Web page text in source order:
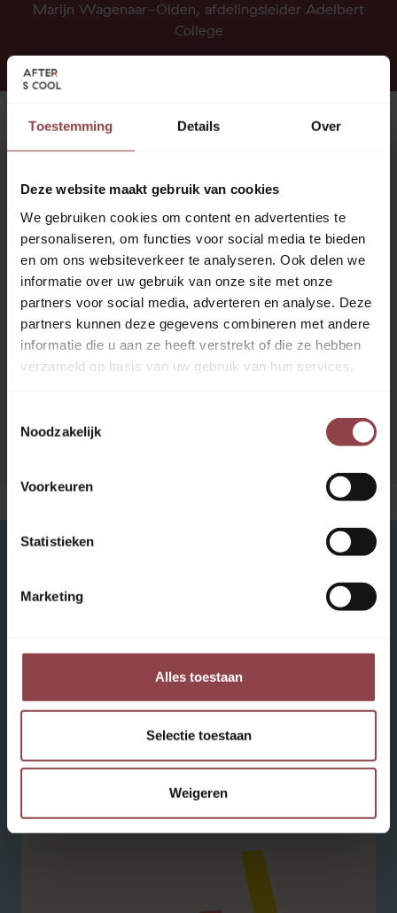
Toestemming Details Over
Deze website maakt gebruik van cookies
We gebruiken cookies om content en advertenties te
personaliseren, om functies voor social media te bieden
en om ons websiteverkeer te analyseren. Ook delen we
informatie over uw gebruik van onze site met onze
partners voor social media, adverteren en analyse. Deze
partners kunnen deze gegevens combineren met andere
informatie die u aan ze heeft verstrekt of die ze hebben
verzameld op basis van uw gebruik van hun services.
Noodzakelijk
Voorkeuren
Statistieken
Marketing
Alles toestaan
Selectie toestaan
Weigeren
Marijn Wagenaar-Olden, afdelingsleider Adelbert
College
Samenwerkingen met scholen waar
we trots op zijn
Leren leren vanuit positiviteit
zichzelf te halen. Alleen zo kan je je volledig
ontwikkelen. Wij kijken naar het kind als geheel. Hoe?
Door niet alleen op school te focussen, maar ook op
mentale balans. We begeleiden de kinderen met
aandacht en warmte naar de volgende stap. Altijd op
een manier die bij hen past.